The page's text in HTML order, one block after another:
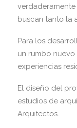
buscan tanto la
Para los
un rumbo
experiencias
El diseño del
estudios de
Arquitectos.